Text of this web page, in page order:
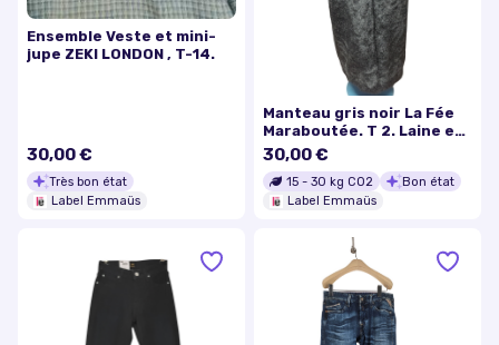
Ensemble Veste et mini-
jupe ZEKI LONDON , T-14.
30,00 €
Très bon état
Label Emmaüs
Manteau gris noir La Fée
Maraboutée. T 2. Laine et
synthétique
30,00 €
15 - 30 kg CO2
Bon état
Label Emmaüs